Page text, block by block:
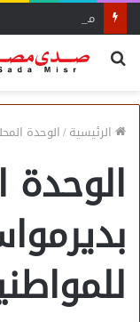
محاضرة مفتي
بحث
الرئيسية/الوحدة
الوحدة